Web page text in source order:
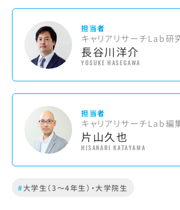
担当者
キャリアリサーチLab研
長谷川洋介
YOSUKE HASEGAWA
担当者
キャリアリサーチLab編
片山久也
HISANARI KATAYAMA
#大学生（3～4年生）・大学院生